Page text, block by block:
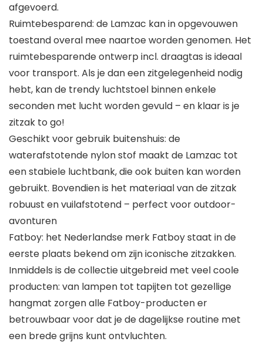
afgevoerd.
Ruimtebesparend: de Lamzac kan in opgevouwen
toestand overal mee naartoe worden genomen. Het
ruimtebesparende ontwerp incl. draagtas is ideaal
voor transport. Als je dan een zitgelegenheid nodig
hebt, kan de trendy luchtstoel binnen enkele
seconden met lucht worden gevuld – en klaar is je
zitzak to go!
Geschikt voor gebruik buitenshuis: de
waterafstotende nylon stof maakt de Lamzac tot
een stabiele luchtbank, die ook buiten kan worden
gebruikt. Bovendien is het materiaal van de zitzak
robuust en vuilafstotend – perfect voor outdoor-
avonturen
Fatboy: het Nederlandse merk Fatboy staat in de
eerste plaats bekend om zijn iconische zitzakken.
Inmiddels is de collectie uitgebreid met veel coole
producten: van lampen tot tapijten tot gezellige
hangmat zorgen alle Fatboy-producten er
betrouwbaar voor dat je de dagelijkse routine met
een brede grijns kunt ontvluchten.